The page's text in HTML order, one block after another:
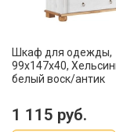
Шкаф для одежды,
99x147x40,
белый воск/антик
1 115 руб.